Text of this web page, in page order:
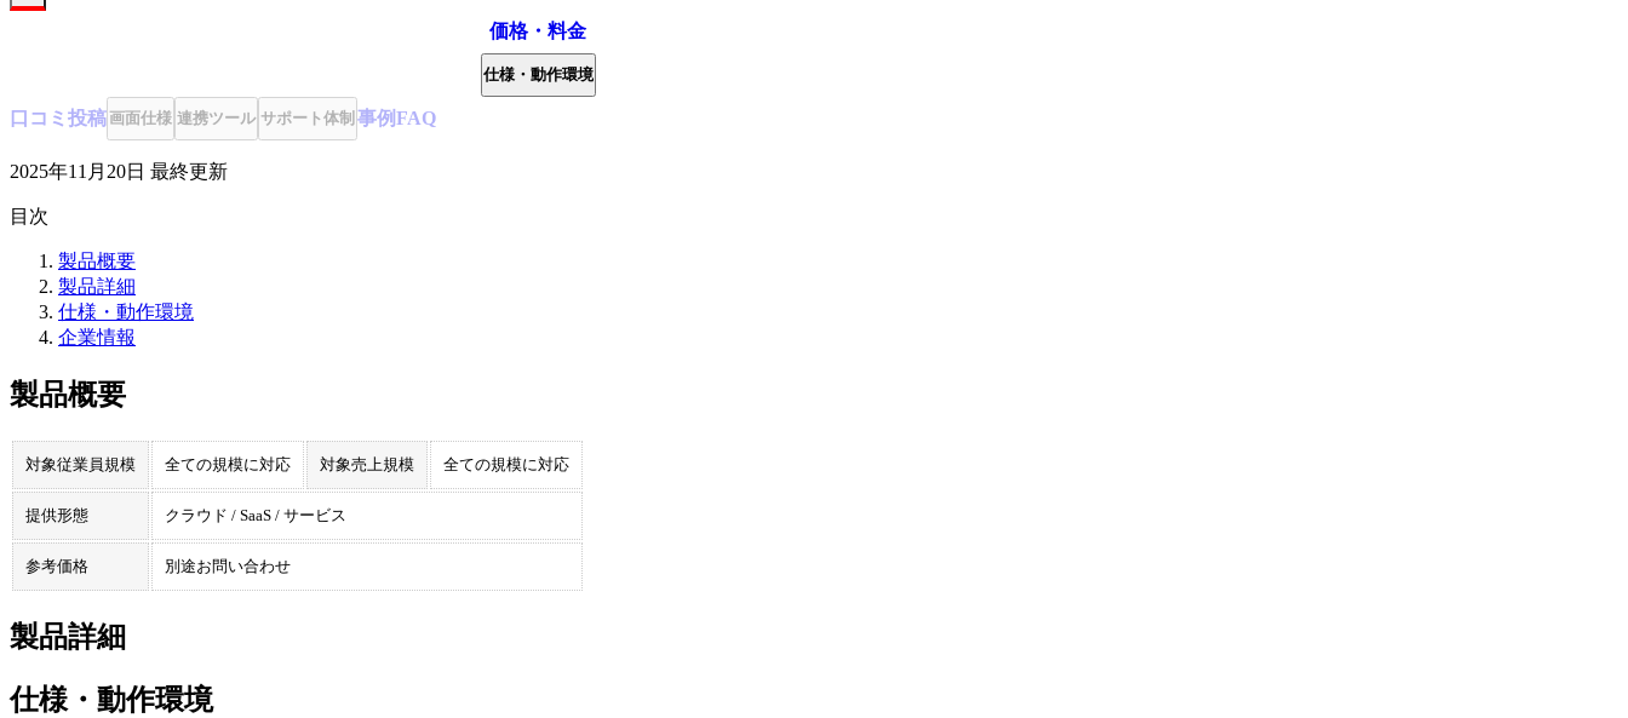
価格・料金
仕様・動作環境
口コミ 投稿画面仕様 連携ツール サポート体制 事例FAQ
2025年11月20日 最終更新
目次
製品概要
製品詳細
仕様・動作環境
企業情報
製品概要
対象従業員規模 全ての規模に対応 対象売上規模 全ての規模に対応
提供形態 クラウド / SaaS / サービス
参考価格 別途お問い合わせ
製品詳細
仕様・動作環境